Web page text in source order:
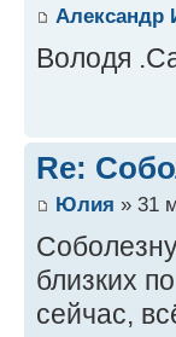
Александр
Володя
Re:
Юлия » 31
близких
сейчас,